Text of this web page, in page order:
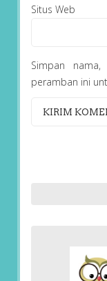
Situs Web
Simpan
peramban ini